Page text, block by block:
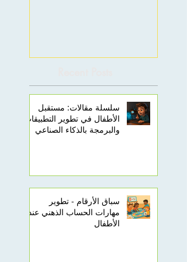
سلسلة مقالات: مستقبل
الأطفال في تطوير التطبيقات
والبرمجة بالذكاء الصناعي
سباق الأرقام - تطوير
مهارات الحساب الذهني عند
الأطفال